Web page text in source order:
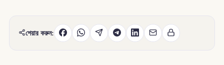
শেয়ার করুন: